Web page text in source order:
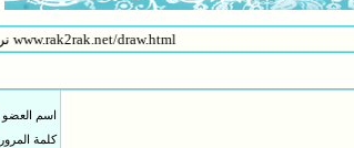
نرحب بكم في مرسام راك تو راك على هذى الرابط www.rak2rak.net/draw.html
اسم العضو
كلمة المرور